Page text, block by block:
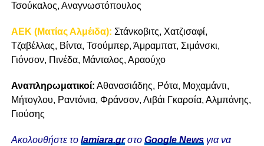
Τσούκαλος, Αναγνωστόπουλος
ΑΕΚ (Ματίας Αλμέιδα): Στάνκοβιτς, Χατζισαφί,
Τζαβέλλας, Βίντα, Τσούμπερ, Άμραμπατ, Σιμάνσκι,
Γιόνσον, Πινέδα, Μάνταλος, Αραούχο
Αναπληρωματικοί: Αθανασιάδης, Ρότα, Μοχαμάντι,
Μήτογλου, Ραντόνια, Φράνσον, Λιβάι Γκαρσία, Αλμπάνης,
Γιούσης
Ακολουθήστε το lamiara.grστο Google Newsγια να